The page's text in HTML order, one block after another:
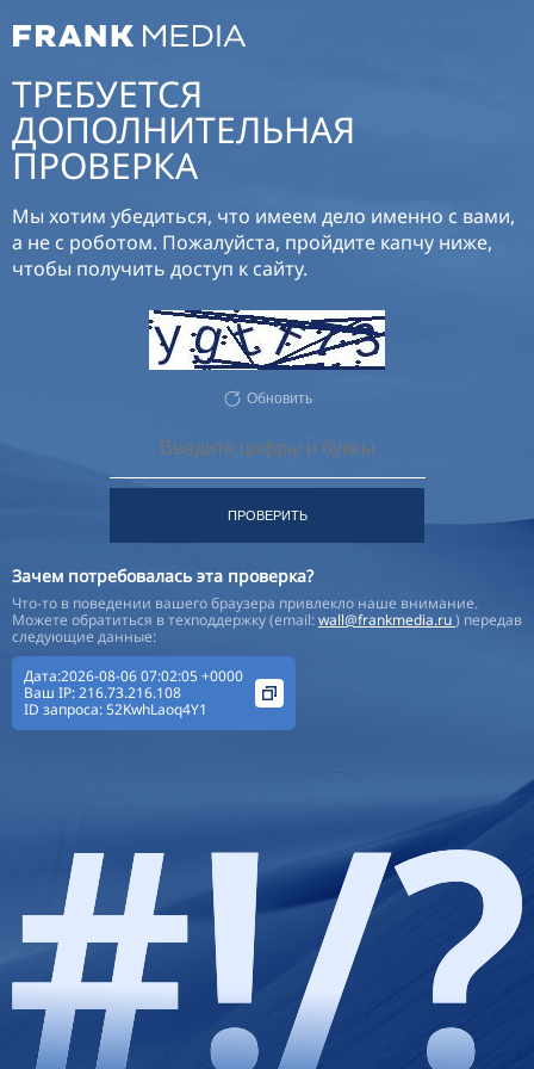
ТРЕБУЕТСЯ
ДОПОЛНИТЕЛЬНАЯ
ПРОВЕРКА
Мы хотим убедиться, что имеем дело именно с вами,
а не с роботом. Пожалуйста, пройдите капчу ниже,
чтобы получить доступ к сайту.
Обновить
ПРОВЕРИТЬ
Зачем потребовалась эта проверка?
Что-то в поведении вашего браузера привлекло наше внимание.
Можете обратиться в техподдержку (email:wall@frankmedia.ru) передав
следующие данные:
Дата:2026-08-06 07:02:05 +0000
Ваш IP:216.73.216.108
ID запроса:52KwhLaoq4Y1